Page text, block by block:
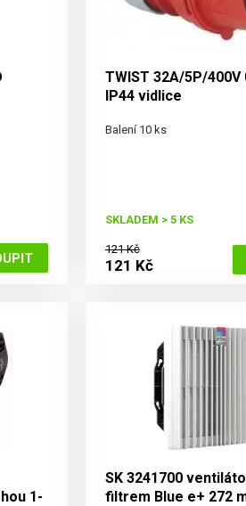
TWIST 32A/5P/400V
IP44 vidlice
Balení 10 ks
SKLADEM > 5 KS
121 Kč
121 Kč
1-
SK 3241700
filtrem Blue e+ 272